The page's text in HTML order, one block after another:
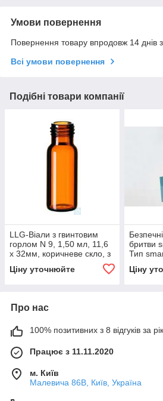
Умови повернення
Повернення товару впродовж 14 днів
Всі умови повернення
Подібні товари компанії
LLG-Віали з гвинтовим
горлом N 9, 1,50 мл, 11,6
x 32мм, коричневе скло, з
плоским дном, 100шт/пак
Ціну уточнюйте
бритви
Тип
50 мм,
Ціну
Про нас
100% позитивних з 8 відгуків за рік
Працює з 11.11.2020
м. Київ
Малевича 86В, Київ, Україна